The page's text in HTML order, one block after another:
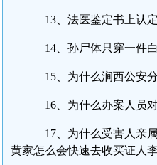
13、法医鉴定书上认
14、孙尸体只穿一
15、为什么涧西公安
16、为什么办案人员
17、为什么受害人亲
黄家怎么会快速去收买证